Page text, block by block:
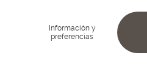
Información y
preferencias